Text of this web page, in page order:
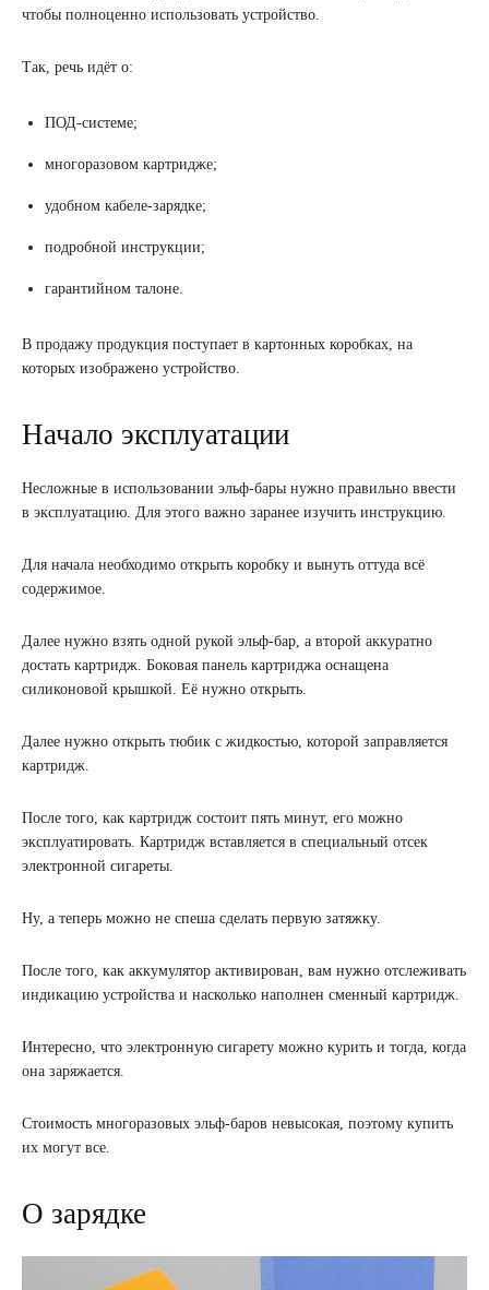
чтобы полноценно использовать устройство.
Так, речь идёт о:
ПОД-системе;
многоразовом картридже;
удобном кабеле-зарядке;
подробной инструкции;
гарантийном талоне.
В продажу продукция поступает в картонных коробках, на
которых изображено устройство.
Начало эксплуатации
Несложные в использовании эльф-бары нужно правильно ввести
в эксплуатацию. Для этого важно заранее изучить инструкцию.
Для начала необходимо открыть коробку и вынуть оттуда всё
содержимое.
Далее нужно взять одной рукой эльф-бар, а второй аккуратно
достать картридж. Боковая панель картриджа оснащена
силиконовой крышкой. Её нужно открыть.
Далее нужно открыть тюбик с жидкостью, которой заправляется
картридж.
После того, как картридж состоит пять минут, его можно
эксплуатировать. Картридж вставляется в специальный отсек
электронной сигареты.
Ну, а теперь можно не спеша сделать первую затяжку.
После того, как аккумулятор активирован, вам нужно отслеживать
индикацию устройства и насколько наполнен сменный картридж.
Интересно, что электронную сигарету можно курить и тогда, когда
она заряжается.
Стоимость многоразовых эльф-баров невысокая, поэтому купить
их могут все.
О зарядке